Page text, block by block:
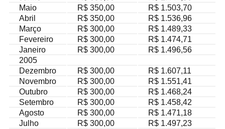
Maio
R$ 350,00
R$ 1.503,70
Abril
R$ 350,00
R$ 1.536,96
Março
R$ 300,00
R$ 1.489,33
Fevereiro
R$ 300,00
R$ 1.474,71
Janeiro
R$ 300,00
R$ 1.496,56
2005
Dezembro
R$ 300,00
R$ 1.607,11
Novembro
R$ 300,00
R$ 1.551,41
Outubro
R$ 300,00
R$ 1.468,24
Setembro
R$ 300,00
R$ 1.458,42
Agosto
R$ 300,00
R$ 1.471,18
Julho
R$ 300,00
R$ 1.497,23